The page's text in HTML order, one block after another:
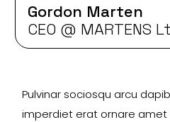
Gordon Marten
CEO @ MARTENS
Pulvinar sociosqu arcu
imperdiet erat ornare amet